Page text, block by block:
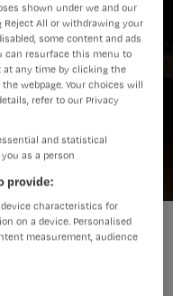
shown under we and our
Reject All or withdrawing your
some content and ads
can resurface this menu to
any time by clicking the
webpage. Your choices will
refer to our Privacy
and statistical
as a person
provide:
characteristics for
on a device. Personalised
measurement, audience